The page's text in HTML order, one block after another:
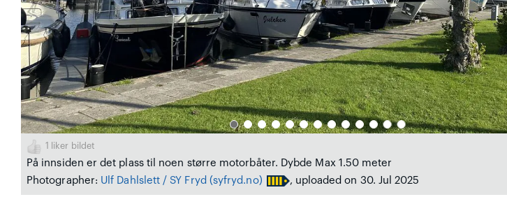
1 liker bildet
På innsiden er det plass til noen større motorbåter. Dybde Max 1.50 meter
Photographer: Ulf Dahlslett / SY Fryd (syfryd.no) , uploaded on 30. Jul 2025